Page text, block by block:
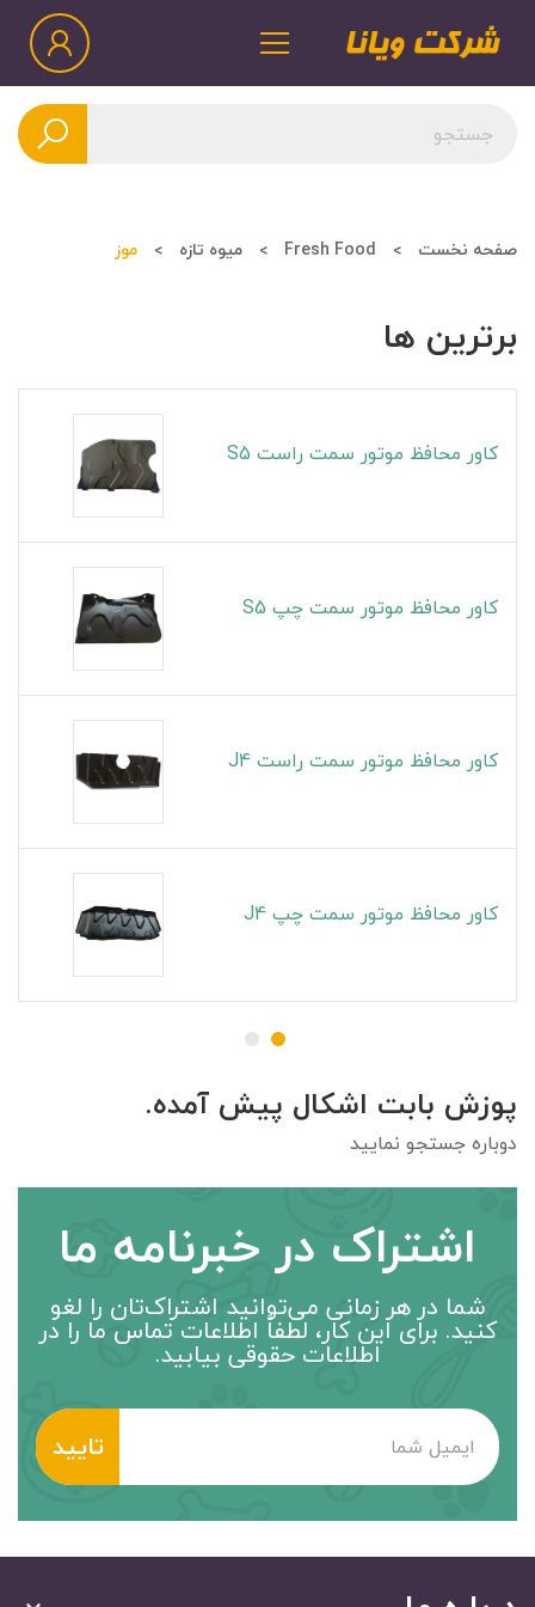
صفحه نخست Fresh Food میوه تازه موز
برترین ها
کاور محافظ موتور سمت راست S5
کاور محافظ موتور سمت چپ S5
کاور محافظ موتور سمت راست J4
کاور محافظ موتور سمت چپ J4
پوزش بابت اشکال پیش آمده.
دوباره جستجو نمایید
اشتراک در خبرنامه ما
شما در هر زمانی می‌توانید اشتراک‌تان را لغو
کنید. برای این کار، لطفاً اطلاعات تماس ما را در
اطلاعات حقوقی بیابید.